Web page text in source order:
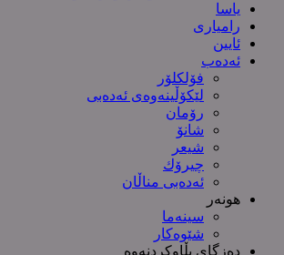
یاسا
رامیاری
ئایین
ئەدەب
فۆلکلۆر
لێکۆڵینەوەی ئەدەبی
رۆمان
شانۆ
شیعر
چیرۆك
ئەدەبی مناڵان
هونەر
سینەما
شێوەکار
دەزگای بڵاوکردنەوە